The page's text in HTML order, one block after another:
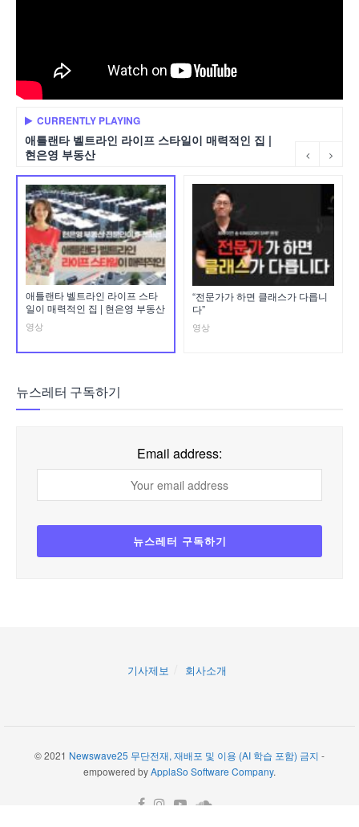
CURRENTLY PLAYING
애틀랜타 벨트라인 라이프 스타일이 매력적인 집 |
현은영 부동산
애틀랜타 벨트라인 라이프 스타
일이 매력적인 집 | 현은영 부동산
영상
“전문가가 하면 클래스가 다릅니
다”
영상
뉴스레터 구독하기
Email address:
기사제보 회사소개
© 2021 Newswave25 무단전재, 재배포 및 이용 (AI 학습 포함) 금지 -
empowered byApplaSo Software Company.